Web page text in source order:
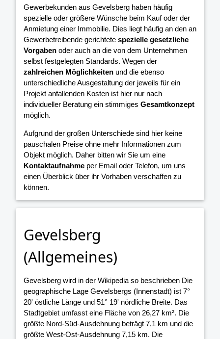
Gewerbekunden aus Gevelsberg haben häufig
spezielle oder größere Wünsche beim Kauf oder der
Anmietung einer Immobilie. Dies liegt häufig an den an
Gewerbetreibende gerichtete spezielle gesetzliche
Vorgaben oder auch an die von dem Unternehmen
selbst festgelegten Standards. Wegen der
zahlreichen Möglichkeiten und die ebenso
unterschiedliche Ausgestaltung der jeweils für ein
Projekt anfallenden Kosten ist hier nur nach
individueller Beratung ein stimmiges Gesamtkonzept
möglich.
Aufgrund der großen Unterschiede sind hier keine
pauschalen Preise ohne mehr Informationen zum
Objekt möglich. Daher bitten wir Sie um eine
Kontaktaufnahme per Email oder Telefon, um uns
einen Überblick über ihr Vorhaben verschaffen zu
können.
Gevelsberg
(Allgemeines)
Gevelsberg wird in der Wikipedia so beschrieben Die
geographische Lage Gevelsbergs (Innenstadt) ist 7°
20' östliche Länge und 51° 19' nördliche Breite. Das
Stadtgebiet umfasst eine Fläche von 26,27 km². Die
größte Nord-Süd-Ausdehnung beträgt 7,1 km und die
größte West-Ost-Ausdehnung 7,15 km. Die